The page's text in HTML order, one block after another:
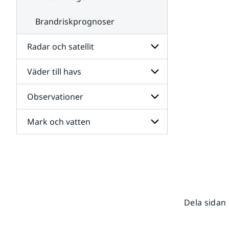
Brandriskprognoser
Radar och satellit
Undersidor
för
Radar
och
satellit
Väder till havs
Undersidor
för
Väder
till
havs
Observationer
Undersidor
för
Mark och vatten
Dela sidan